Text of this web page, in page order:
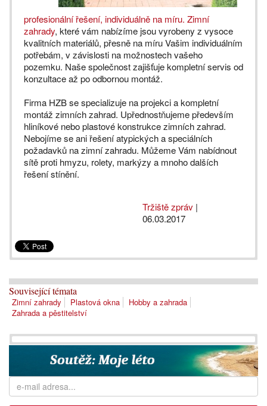
profesionální řešení, individuálně na míru. Zimní
zahrady, které vám nabízíme jsou vyrobeny z vysoce
kvalitních materiálů, přesně na míru Vašim individuálním
potřebám, v závislosti na možnostech vašeho
pozemku. Naše společnost zajišťuje kompletní servis od
konzultace až po odbornou montáž.
Firma HZB se specializuje na projekci a kompletní
montáž zimních zahrad. Upřednostňujeme především
hliníkové nebo plastové konstrukce zimních zahrad.
Nebojíme se ani řešení atypických a speciálních
požadavků na zimní zahradu. Můžeme Vám nabídnout
sítě proti hmyzu, rolety, markýzy a mnoho dalších
řešení stínění.
Tržiště zpráv |
06.03.2017
Související témata
Zimní zahrady Plastová okna
Hobby a zahrada
Zahrada a pěstitelství